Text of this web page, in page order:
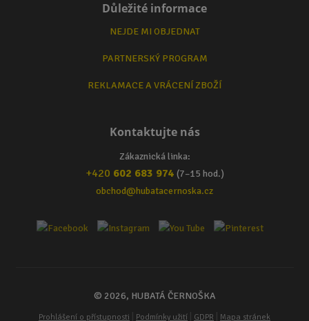
Důležité informace
NEJDE MI OBJEDNAT
PARTNERSKÝ PROGRAM
REKLAMACE A VRÁCENÍ ZBOŽÍ
Kontaktujte nás
Zákaznická linka:
+420 602 683 974 (7–15 hod.)
obchod@hubatacernoska.cz
© 2026, HUBATÁ ČERNOŠKA
Prohlášení o přístupnosti Podmínky užití GDPR Mapa stránek